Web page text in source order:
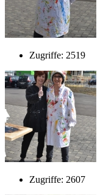
Zugriffe: 2519
Zugriffe: 2607